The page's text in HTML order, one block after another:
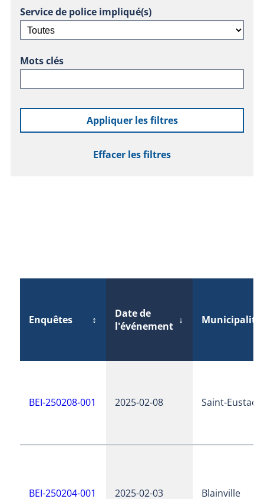
Service de police impliqué(s)
Mots clés
Appliquer les filtres
Effacer les filtres
Enquêtes ↕
Date de
l'événement ↓ Municipalité
BEI-250208-001 2025-02-08 Saint-
BEI-250204-001 2025-02-03 Blainville